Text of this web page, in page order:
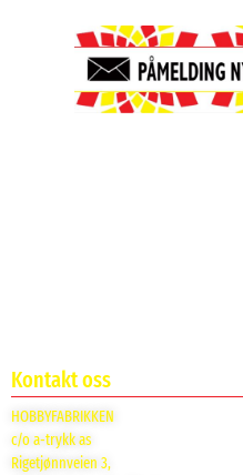
Kontakt oss
HOBBYFABRIKKEN
c/o a-trykk as
Rigetjønnveien 3,